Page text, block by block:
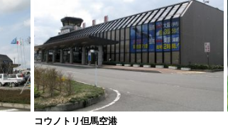
コウノトリ但馬空港